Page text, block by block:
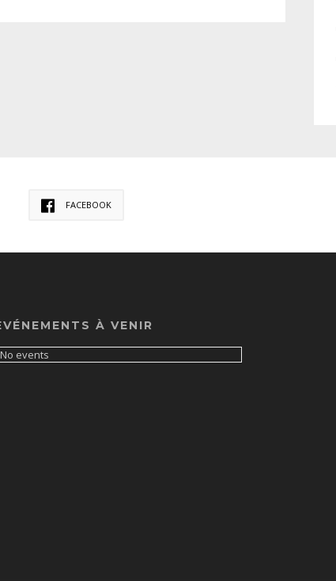
FACEBOOK
À VENIR
No events